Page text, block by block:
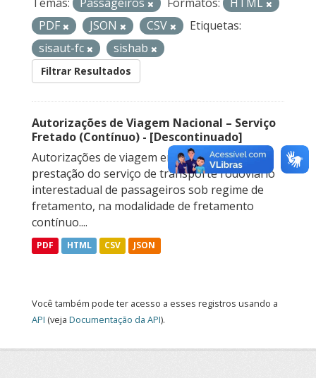
PDF
JSON CSV
Etiquetas:
sisaut-fc
sishab
Filtrar Resultados
Autorizações de Viagem Nacional – Serviço
Fretado (Contínuo) - [Descontinuado]
Autorizações de viagem emitidas para a
prestação do serviço de transporte rodoviário
interestadual de passageiros sob regime de
fretamento, na modalidade de fretamento
contínuo....
PDF HTML CSV JSON
Você também pode ter acesso a esses registros usando a
API (veja Documentação da API).